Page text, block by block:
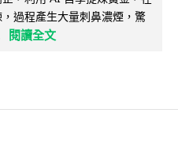
過程產生大量刺鼻濃煙，驚
閱讀全文